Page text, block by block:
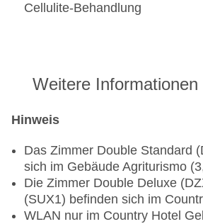
Cellulite-Behandlung
Weitere Informationen
Hinweis
Das Zimmer Double Standard
sich im Gebäude Agriturismo
Die Zimmer Double Deluxe
(SUX1) befinden sich im
WLAN nur im Country Hotel